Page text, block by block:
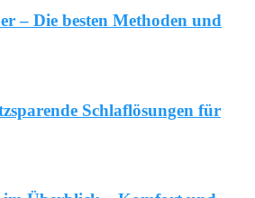
– Die besten Methoden und
Schlaflösungen für